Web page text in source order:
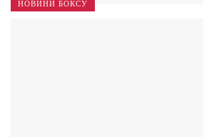
НОВИНИ БОКСУ